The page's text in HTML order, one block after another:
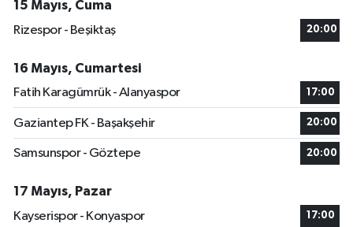
15 Mayıs, Cuma
Rizespor - Beşiktaş
20:00
16 Mayıs, Cumartesi
Fatih Karagümrük - Alanyaspor
17:00
Gaziantep FK - Başakşehir 20:00
Samsunspor - Göztepe 20:00
17 Mayıs, Pazar
Kayserispor - Konyaspor
17:00